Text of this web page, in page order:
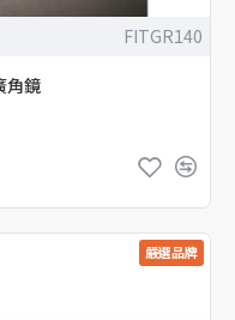
FITGR140
角鏡
嚴選品牌